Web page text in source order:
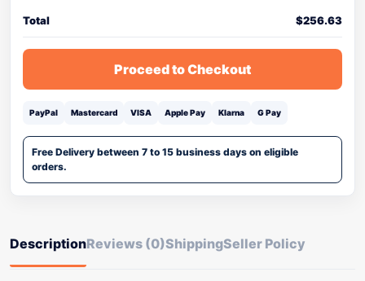
Total $256.63
Proceed to Checkout
PayPal Mastercard VISA Apple Pay Klarna G Pay
Free Delivery between 7 to 15 business days on eligible
orders.
DescriptionReviews (0)ShippingSeller Policy